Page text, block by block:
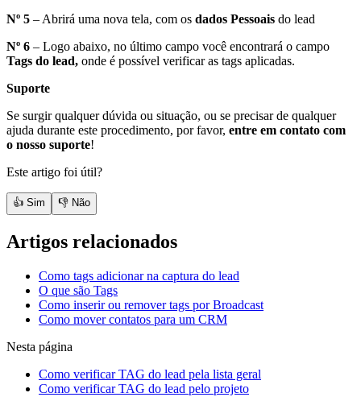
Nº 5 – Abrirá uma nova tela, com os dados Pessoais do lead
Nº 6 – Logo abaixo, no último campo você encontrará o campo
Tags do lead, onde é possível verificar as tags aplicadas.
Suporte
Se surgir qualquer dúvida ou situação, ou se precisar de qualquer
ajuda durante este procedimento, por favor, entre em contato com
o nosso suporte!
Este artigo foi útil?
👍 Sim 👎 Não
Artigos relacionados
Como tags adicionar na captura do lead
O que são Tags
Como inserir ou remover tags por Broadcast
Como mover contatos para um CRM
Nesta página
Como verificar TAG do lead pela lista geral
Como verificar TAG do lead pelo projeto